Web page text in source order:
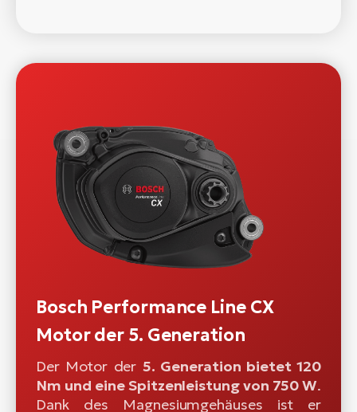
Bosch Performance Line CX
Motor der 5. Generation
Der Motor der 5. Generation bietet 120
Nm und eine Spitzenleistung von 750 W.
Dank des Magnesiumgehäuses ist er